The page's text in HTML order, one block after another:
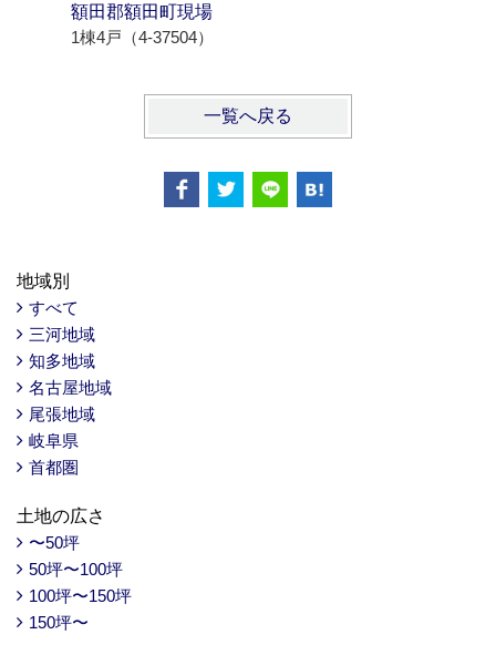
額田郡額田町現場
1棟4戸（4-37504）
一覧へ戻る
地域別
すべて
三河地域
知多地域
名古屋地域
尾張地域
岐阜県
首都圏
土地の広さ
〜50坪
50坪〜100坪
100坪〜150坪
150坪〜